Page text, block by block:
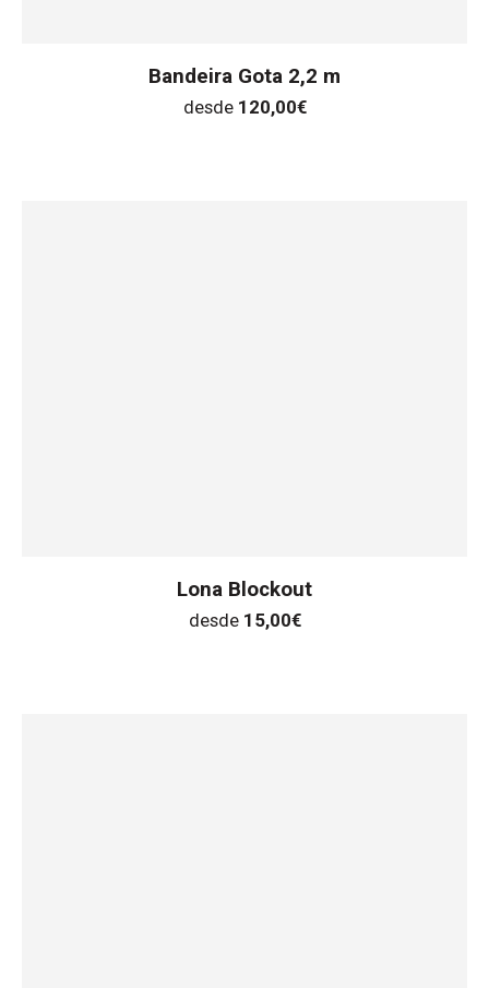
Bandeira Gota 2,2 m
desde 120,00€
Lona Blockout
desde 15,00€